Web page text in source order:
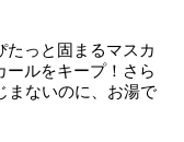
たっと固まるマスカ
ールをキープ！さら
まないのに、お湯で